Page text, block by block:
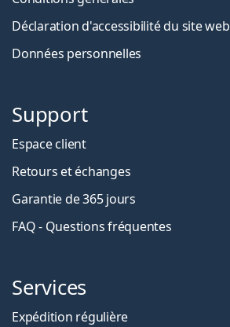
Déclaration d'accessibilité du site web
Données personnelles
Support
Espace client
Retours et échanges
Garantie de 365 jours
FAQ - Questions fréquentes
Services
Expédition régulière